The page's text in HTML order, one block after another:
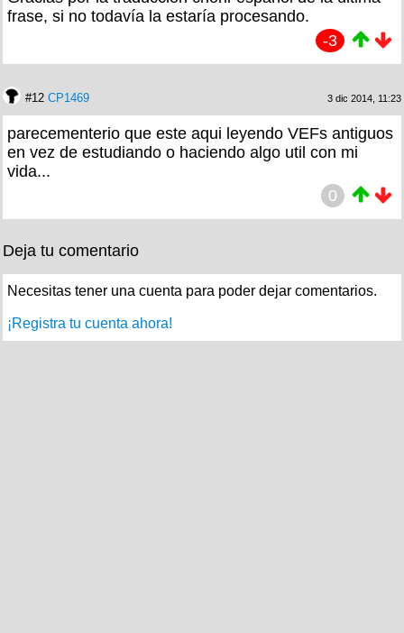
frase, si no todavía la estaría procesando.
-3
#12 CP1469 3 dic 2014, 11:23
parecementerio que este aqui leyendo VEFs antiguos
en vez de estudiando o haciendo algo util con mi
vida...
0
Deja tu comentario
Necesitas tener una cuenta para poder dejar comentarios.
¡Registra tu cuenta ahora!